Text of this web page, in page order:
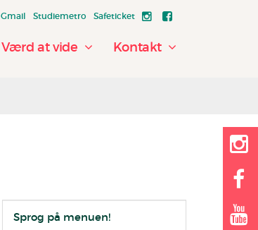
Værd at vide Kontakt
Gmail Studiemetro Safeticket
Sprog på menuen!